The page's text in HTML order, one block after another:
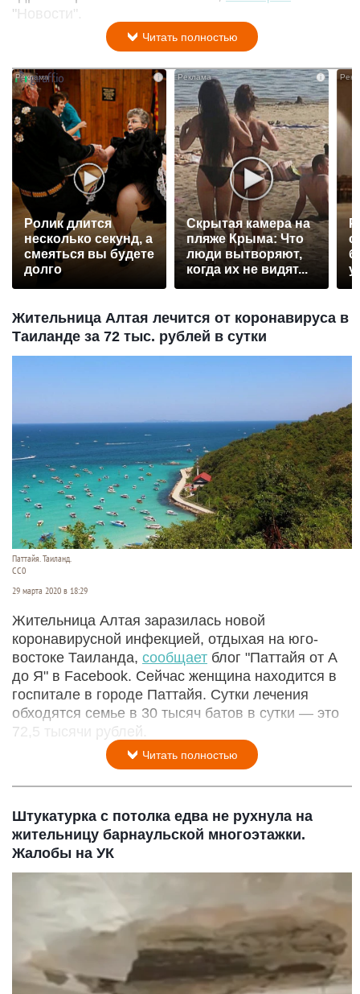
"Новости".
Читать полностью
Ролик длится
несколько секунд, а
смеяться вы будете
долго
i
Скрытая камера на
пляже Крыма: Что
люди вытворяют,
когда их не видят...
Жительница Алтая лечится от коронавируса в
Таиланде за 72 тыс. рублей в сутки
Паттайя. Таиланд.
СС0
29 марта 2020 в 18:29
Жительница Алтая заразилась новой
коронавирусной инфекцией, отдыхая на юго-
востоке Таиланда, сообщает блог "Паттайя от А
до Я" в Facebook. Сейчас женщина находится в
госпитале в городе Паттайя. Сутки лечения
обходятся семье в 30 тысяч батов в сутки — это
72,5 тысячи рублей.
Читать полностью
Штукатурка с потолка едва не рухнула на
жительницу барнаульской многоэтажки.
Жалобы на УК